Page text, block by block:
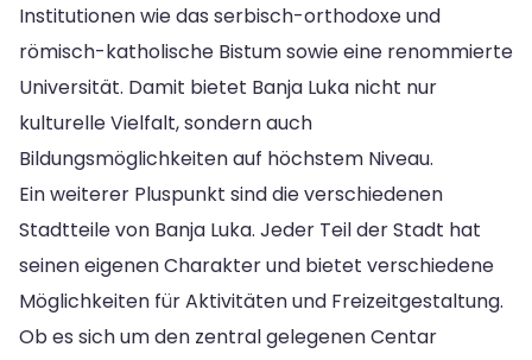
Institutionen wie das serbisch-orthodoxe und
römisch-katholische Bistum sowie eine renommierte
Universität. Damit bietet Banja Luka nicht nur
kulturelle Vielfalt, sondern auch
Bildungsmöglichkeiten auf höchstem Niveau.
Ein weiterer Pluspunkt sind die verschiedenen
Stadtteile von Banja Luka. Jeder Teil der Stadt hat
seinen eigenen Charakter und bietet verschiedene
Möglichkeiten für Aktivitäten und Freizeitgestaltung.
Ob es sich um den zentral gelegenen Centar